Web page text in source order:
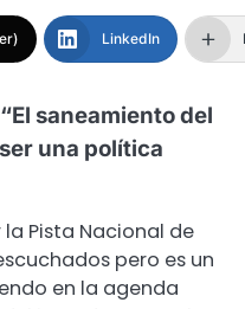
LinkedIn
saneamiento del
una política
Pista Nacional de
pero es un
en la agenda